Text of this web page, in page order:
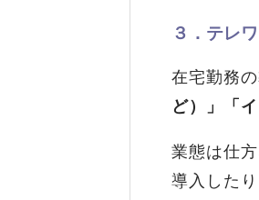
３．テレ
在宅勤務
ど）」「
業態は仕
導入した